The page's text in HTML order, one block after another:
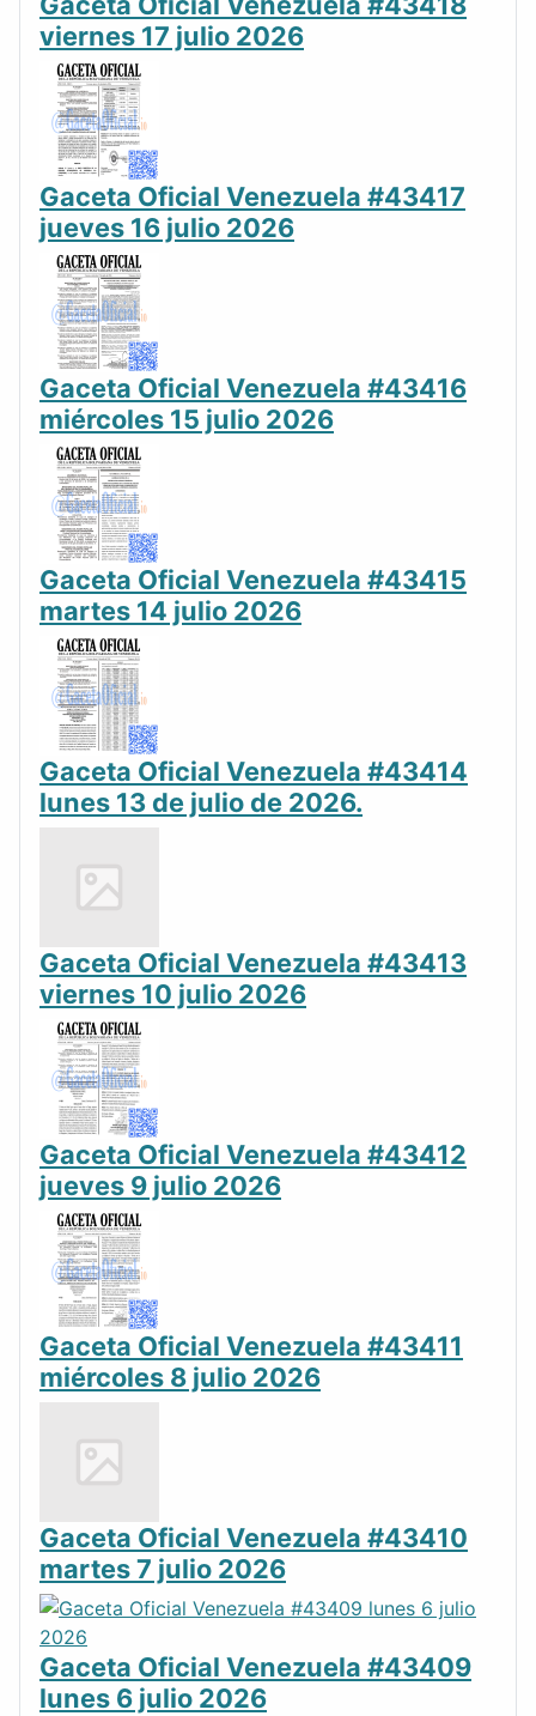
viernes 17 julio 2026
Gaceta Oficial Venezuela #43417
jueves 16 julio 2026
Gaceta Oficial Venezuela #43416
miércoles 15 julio 2026
Gaceta Oficial Venezuela #43415
martes 14 julio 2026
Gaceta Oficial Venezuela #43414
lunes 13 de julio de 2026.
Gaceta Oficial Venezuela #43413
viernes 10 julio 2026
Gaceta Oficial Venezuela #43412
jueves 9 julio 2026
Gaceta Oficial Venezuela #43411
miércoles 8 julio 2026
Gaceta Oficial Venezuela #43410
martes 7 julio 2026
Gaceta Oficial Venezuela #43409
lunes 6 julio 2026